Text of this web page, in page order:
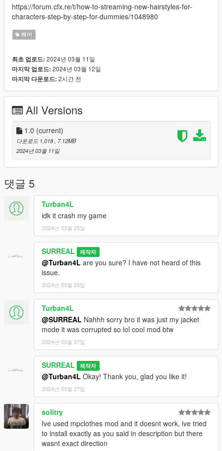
https://forum.cfx.re/t/how-to-streaming-new-hairstyles-for-
characters-step-by-step-for-dummies/1048980
헤어
최초 업로드: 2024년 03월 11일
마지막 업로드: 2024년 03월 12일
마지막 다운로드: 2시간 전
All Versions
1.0 (current)
다운로드 1,018 , 7.12MB
2024년 03월 11일
댓글 5
Turban4L
idk it crash my game
2024년 03월 25일
SURREAL 제작자
@Turban4L are you sure? I have not heard of this
issue.
2024년 03월 25일
Turban4L
@SURREAL Nahhh sorry bro it was just my jacket
mode it was corrupted so lol cool mod btw
2024년 03월 27일
SURREAL 제작자
@Turban4L Okay! Thank you, glad you like it!
2024년 03월 27일
solitry
Ive used mpclothes mod and it doesnt work, ive tried
to install exactly as you said in description but there
wasnt exact direction